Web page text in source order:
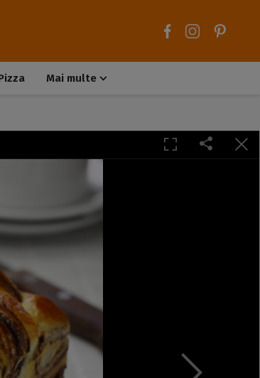
Mai multe
Chiteluțe / Carne tocată
Deserturi de post
Tarte sărate
Selecții rețete
Trucuri și sfaturi culinare
Rețete fel de fel de la
prieteni
Rețete pentru Valentine’s
Day / Dragobete și 1 Martie